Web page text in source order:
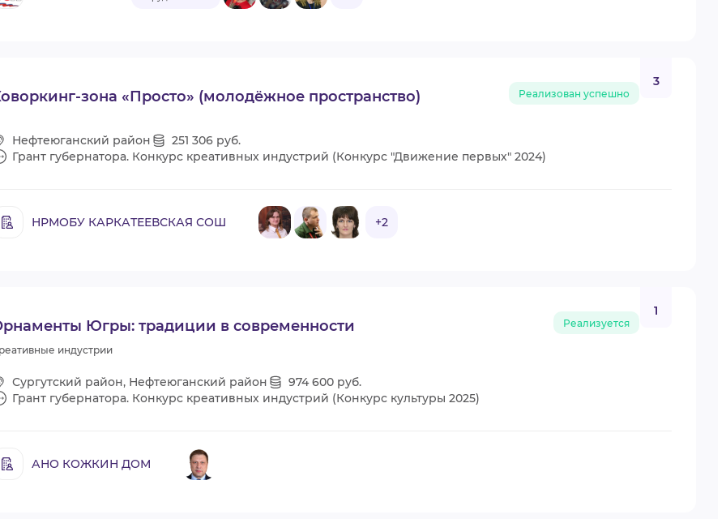
зона «Просто» (молодёжное пространство) Реализован успешно
3
Нефтеюганский район
251 306 руб.
Грант губернатора. Конкурс креативных индустрий (Конкурс "Движение первых" 2024)
НРМОБУ КАРКАТЕЕВСКАЯ СОШ +2
Югры: традиции в современности Реализуется
1
индустрии
Сургутский район, Нефтеюганский район
974 600 руб.
Грант губернатора. Конкурс креативных индустрий (Конкурс культуры 2025)
АНО КОЖКИН ДОМ